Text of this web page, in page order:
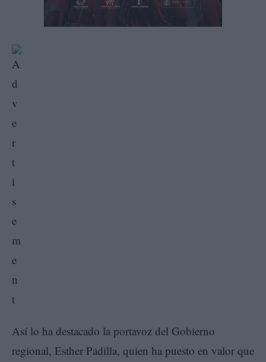
Así lo ha destacado la portavoz del Gobierno
regional, Esther Padilla, quien ha puesto en valor que